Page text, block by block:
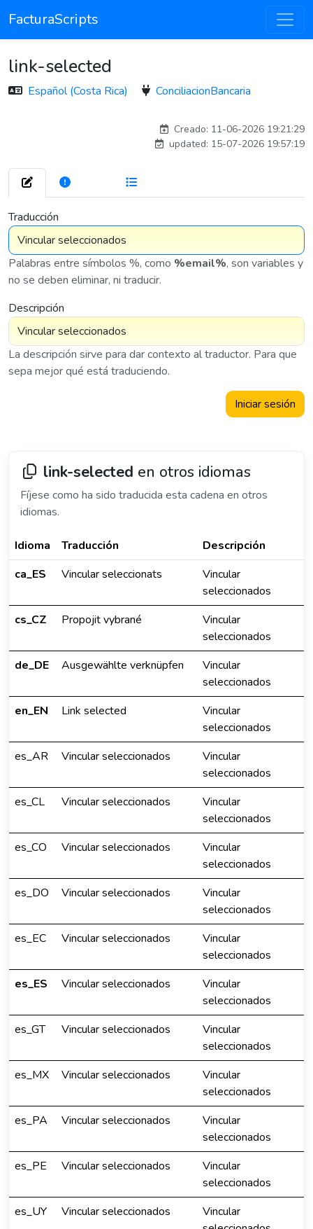
FacturaScripts
link-selected
Español (Costa Rica) ConciliacionBancaria
Creado: 11-06-2026 19:21:29
updated: 15-07-2026 19:57:19
Traducción
Palabras entre símbolos %, como %email%, son variables y
no se deben eliminar, ni traducir.
Descripción
La descripción sirve para dar contexto al traductor. Para que
sepa mejor qué está traduciendo.
Iniciar sesión
link-selected en otros idiomas
Fíjese como ha sido traducida esta cadena en otros
idiomas.
Idioma Traducción
Descripción
ca_ES
Vincular seleccionats
Vincular
seleccionados
cs_CZ
Propojit vybrané
Vincular
seleccionados
de_DE
Ausgewählte verknüpfen
Vincular
seleccionados
en_EN
Link selected
Vincular
seleccionados
es_AR
Vincular seleccionados
Vincular
seleccionados
es_CL
Vincular seleccionados
Vincular
seleccionados
es_CO
Vincular seleccionados
Vincular
seleccionados
es_DO
Vincular seleccionados
Vincular
seleccionados
es_EC
Vincular seleccionados
Vincular
seleccionados
es_ES
Vincular seleccionados
Vincular
seleccionados
es_GT
Vincular seleccionados
Vincular
seleccionados
es_MX
Vincular seleccionados
Vincular
seleccionados
es_PA
Vincular seleccionados
Vincular
seleccionados
es_PE
Vincular seleccionados
Vincular
seleccionados
es_UY
Vincular seleccionados
Vincular